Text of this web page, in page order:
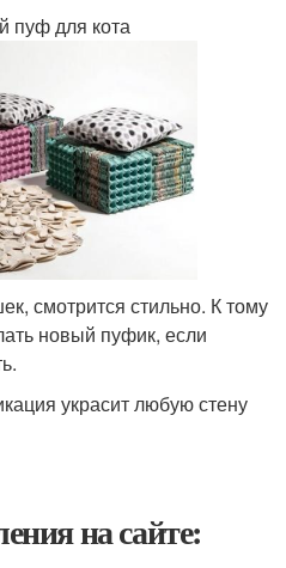
пуф для кота
смотрится стильно. К тому
новый пуфик, если
украсит любую стену
на сайте: